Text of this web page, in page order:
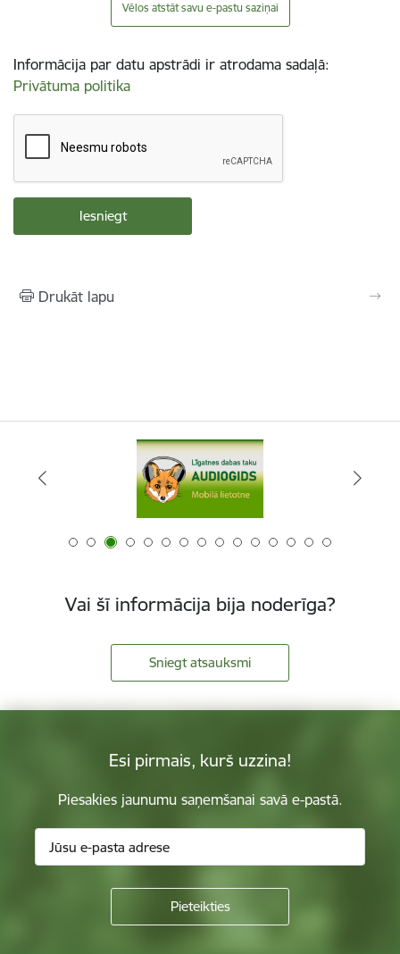
Vēlos atstāt savu e-pastu saziņai
Informācija par datu apstrādi ir atrodama sadaļā:
Privātuma politika
Drukāt lapu
Vai šī informācija bija noderīga?
Sniegt atsauksmi
Esi pirmais, kurš uzzina!
Piesakies jaunumu saņemšanai savā e-pastā.